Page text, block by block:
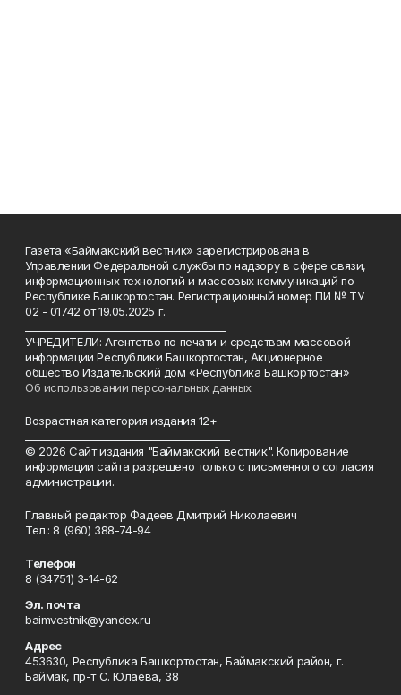
Газета «Баймакский вестник» зарегистрирована в
Управлении Федеральной службы по надзору в сфере связи,
информационных технологий и массовых коммуникаций по
Республике Башкортостан. Регистрационный номер ПИ № ТУ
02 - 01742 от 19.05.2025 г.
УЧРЕДИТЕЛИ: Агентство по печати и средствам массовой
информации Республики Башкортостан, Акционерное
общество Издательский дом «Республика Башкортостан»
Об использовании персональных данных
Возрастная категория издания 12+
© 2026 Сайт издания "Баймакский вестник". Копирование
информации сайта разрешено только с письменного согласия
администрации.
Главный редактор Фадеев Дмитрий Николаевич
Тел.: 8 (960) 388-74-94
Телефон
8 (34751) 3-14-62
Эл. почта
baimvestnik@yandex.ru
Адрес
453630, Республика Башкортостан, Баймакский район, г.
Баймак, пр-т С. Юлаева, 38